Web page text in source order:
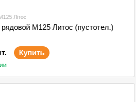
Літос
рядовой М125 Литос (пустотел.)
Купить